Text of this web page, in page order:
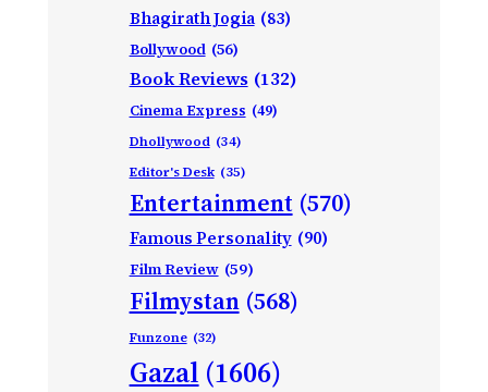
Bhagirath Jogia (83)
Bollywood (56)
Book Reviews (132)
Cinema Express (49)
Dhollywood (34)
Editor's Desk (35)
Entertainment (570)
Famous Personality (90)
Film Review (59)
Filmystan (568)
Funzone (32)
Gazal (1606)